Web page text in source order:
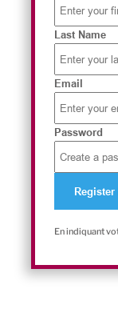
Last Name
Email
Password
En indiquant